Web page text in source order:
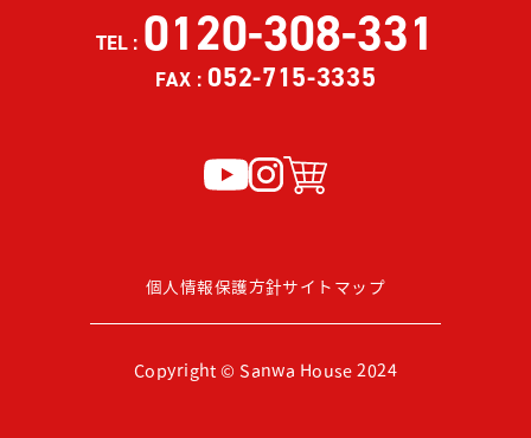
TEL : 0120-308-331
FAX : 052-715-3335
個人情報保護方針サイトマップ
Copyright © Sanwa House 2024